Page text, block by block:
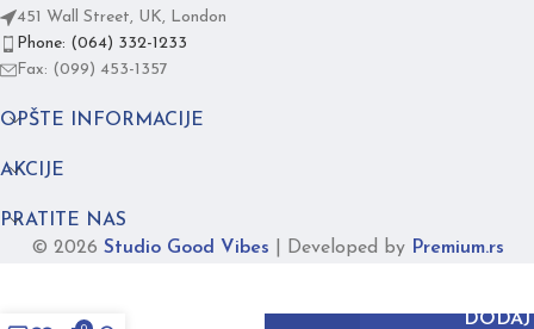
451 Wall Street, UK, London
Phone: (064) 332-1233
Fax: (099) 453-1357
OPŠTE INFORMACIJE
AKCIJE
PRATITE NAS
© 2026 Studio Good Vibes Developed by Premium.rs
svetlo
DODAJ